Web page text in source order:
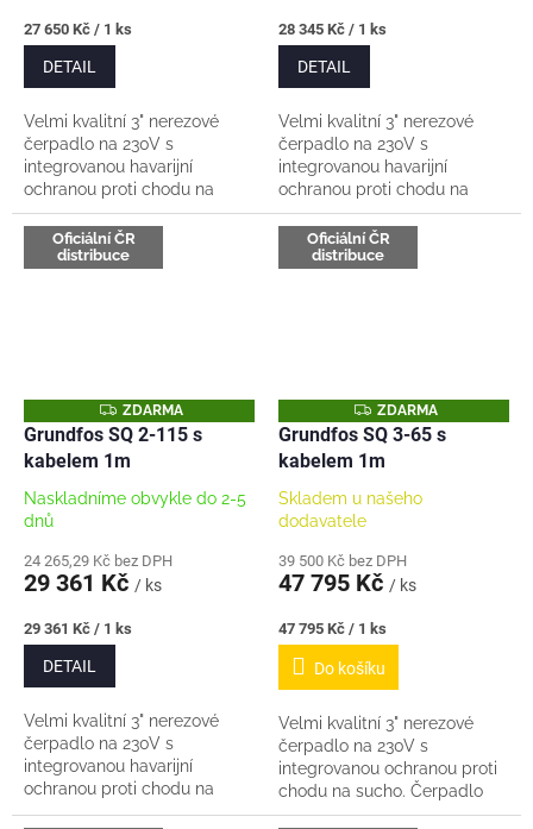
Měrná
cena:
27 650 Kč / 1 ks
DETAIL
Velmi kvalitní 3" nerezové
čerpadlo na 230V s
integrovanou havarijní
ochranou proti chodu na
sucho. Čerpadlo má plynulý
rozeběh. Kabel umíme
vodotěsně nastavit na míru
Měrná
cena:
28 345 Kč / 1 ks
DETAIL
Velmi kvalitní 3" nerezové
čerpadlo na 230V s
integrovanou havarijní
ochranou proti chodu na
sucho. Čerpadlo má plynulý
rozeběh. Perfektní náhrada
staré ruční pumpy
Oficiální ČR
distribuce
Z
D
A
R
A
ZDARMA
Grundfos SQ 2-115 s
kabelem 1m
Naskladníme obvykle do 2-5
dnů
24 265,29 Kč bez DPH
29 361 Kč / ks
Měrná
cena:
29 361 Kč / 1 ks
DETAIL
Velmi kvalitní 3" nerezové
čerpadlo na 230V s
integrovanou havarijní
ochranou proti chodu na
sucho. Čerpadlo má plynulý
Oficiální ČR
distribuce
Z
D
A
R
A
ZDARMA
Grundfos SQ 3-65 s
kabelem 1m
Skladem u našeho
dodavatele
39 500 Kč bez DPH
47 795 Kč / ks
Měrná
cena:
47 795 Kč / 1 ks
Do košíku
Velmi kvalitní 3" nerezové
čerpadlo na 230V s
integrovanou ochranou proti
chodu na sucho. Čerpadlo
má plynulý rozeběh. Vhodné